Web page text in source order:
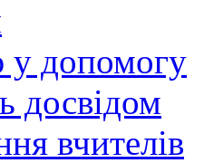
у допомогу
досвідом
вчителів